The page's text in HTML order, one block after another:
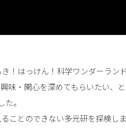
！はっけん！科学ワンダーラン
味・関心を深めてもらいたい、
。
ことのできない多元研を探検し